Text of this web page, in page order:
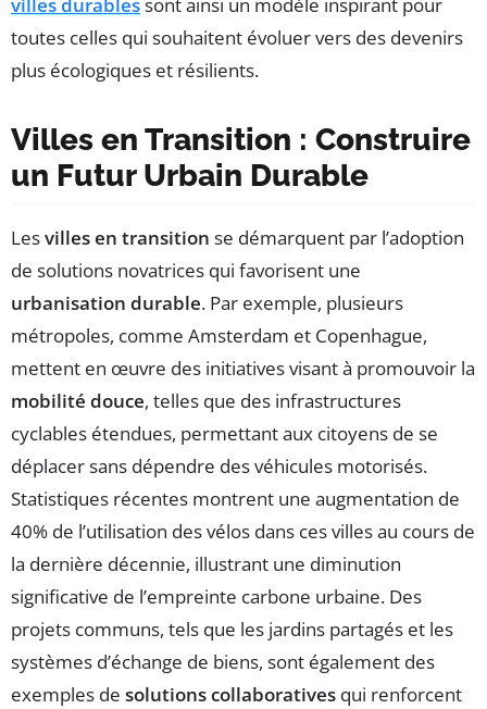
toutes celles qui souhaitent évoluer vers des devenirs
plus écologiques et résilients.
Villes en Transition : Construire
un Futur Urbain Durable
Lesvilles en transition se démarquent par l’adoption
de solutions novatrices qui favorisent une
urbanisation durable. Par exemple, plusieurs
métropoles, comme Amsterdam et Copenhague,
mettent en œuvre des initiatives visant à promouvoir la
mobilité douce, telles que des infrastructures
cyclables étendues, permettant aux citoyens de se
déplacer sans dépendre des véhicules motorisés.
Statistiques récentes montrent une augmentation de
40% de l’utilisation des vélos dans ces villes au cours de
la dernière décennie, illustrant une diminution
significative de l’empreinte carbone urbaine. Des
projets communs, tels que les jardins partagés et les
systèmes d’échange de biens, sont également des
exemples de solutions collaboratives qui renforcent